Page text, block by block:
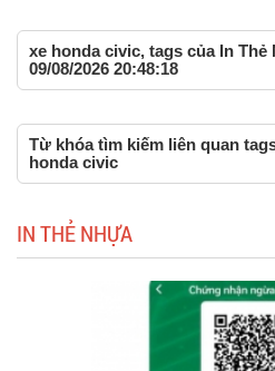
xe honda civic, tags của In Thẻ
09/08/2026 20:48:18
Từ khóa tìm kiếm liên quan
honda civic
IN THẺ NHỰA